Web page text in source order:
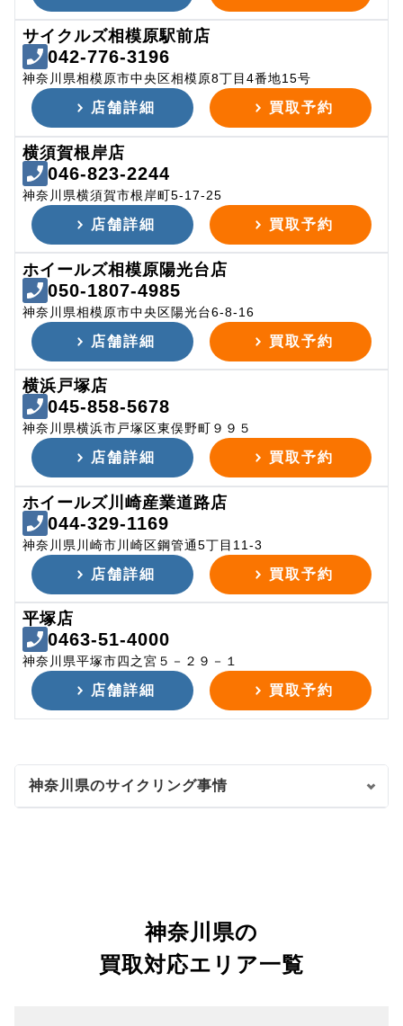
サイクルズ相模原駅前店
042-776-3196
神奈川県相模原市中央区相模原8丁目4番地15号
店舗詳細 買取予約
横須賀根岸店
046-823-2244
神奈川県横須賀市根岸町5-17-25
店舗詳細 買取予約
ホイールズ相模原陽光台店
050-1807-4985
神奈川県相模原市中央区陽光台6-8-16
店舗詳細 買取予約
横浜戸塚店
045-858-5678
神奈川県横浜市戸塚区東俣野町９９５
店舗詳細 買取予約
ホイールズ川崎産業道路店
044-329-1169
神奈川県川崎市川崎区鋼管通5丁目11-3
店舗詳細 買取予約
平塚店
0463-51-4000
神奈川県平塚市四之宮５－２９－１
店舗詳細 買取予約
神奈川県のサイクリング事情
神奈川県の
買取対応エリア一覧